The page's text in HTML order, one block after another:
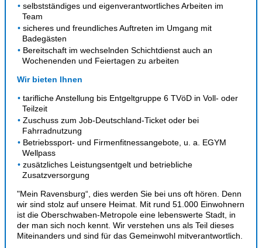
selbstständiges und eigenverantwortliches Arbeiten im
Team
sicheres und freundliches Auftreten im Umgang mit
Badegästen
Bereitschaft im wechselnden Schichtdienst auch an
Wochenenden und Feiertagen zu arbeiten
Wir bieten Ihnen
tarifliche Anstellung bis Entgeltgruppe 6 TVöD in Voll- oder
Teilzeit
Zuschuss zum Job-Deutschland-Ticket oder bei
Fahrradnutzung
Betriebssport- und Firmenfitnessangebote, u. a. EGYM
Wellpass
zusätzliches Leistungsentgelt und betriebliche
Zusatzversorgung
"Mein Ravensburg“, dies werden Sie bei uns oft hören. Denn
wir sind stolz auf unsere Heimat. Mit rund 51.000 Einwohnern
ist die Oberschwaben-Metropole eine lebenswerte Stadt, in
der man sich noch kennt. Wir verstehen uns als Teil dieses
Miteinanders und sind für das Gemeinwohl mitverantwortlich.